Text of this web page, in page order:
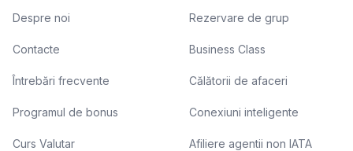
Despre noi
Contacte
Întrebări frecvente
Programul de bonus
Curs Valutar
Rezervare de grup
Business Class
Călătorii de afaceri
Conexiuni inteligente
Afiliere agentii non IATA